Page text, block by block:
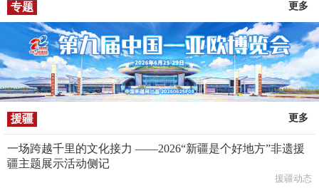
专题 更多
援疆 更多
一场跨越千里的文化接力 ——2026“新疆是个好地方”非遗援
疆主题展示活动侧记
援疆动态